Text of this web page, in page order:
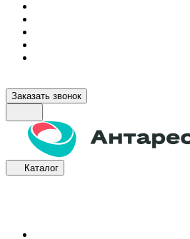
Заказать звонок
Каталог